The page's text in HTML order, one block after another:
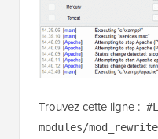
Trouvez cette ligne :
modules/